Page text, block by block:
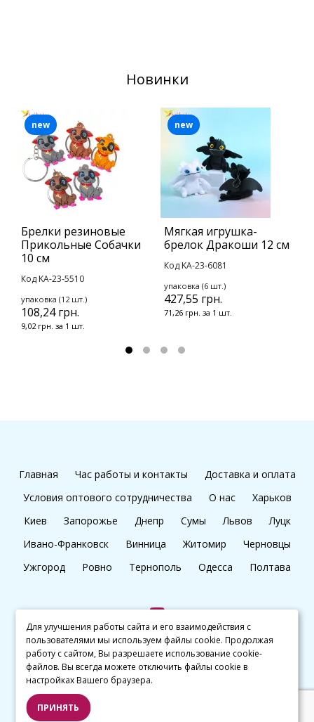
Новинки
Брелки резиновые
Прикольные Собачки
10 см
Код KA-23-5510
упаковка (12 шт.)
108,24 грн.
9,02 грн. за 1 шт.
new
Мягкая игрушка-
брелок Дракоши 12 см
Код KA-23-6081
упаковка (6 шт.)
427,55 грн.
71,26 грн. за 1 шт.
new
Главная Час работы и контакты
Доставка и оплата
Условия оптового сотрудничества
О нас
Харьков
Киев
Запорожье Днепр Сумы Львов
Луцк
Ивано-Франковск
Винница Житомир
Черновцы
Ужгород
Ровно Тернополь Одесса Полтава
+38 (097) 045 65 77
© kalibri.top 2016–2026
Для улучшения работы сайта и его взаимодействия с
пользователями мы используем файлы cookie. Продолжая
работу с сайтом, Вы разрешаете использование cookie-
файлов. Вы всегда можете отключить файлы cookie в
настройках Вашего браузера.
ПРИНЯТЬ